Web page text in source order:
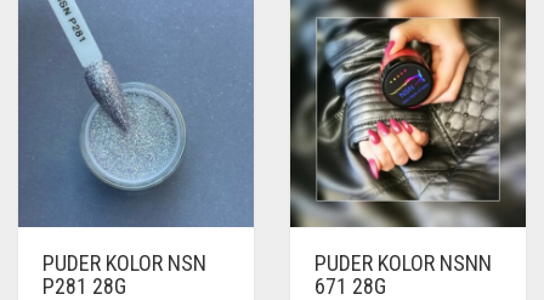
PUDER KOLOR NSN
P281 28G
PUDER KOLOR NSNN
671 28G